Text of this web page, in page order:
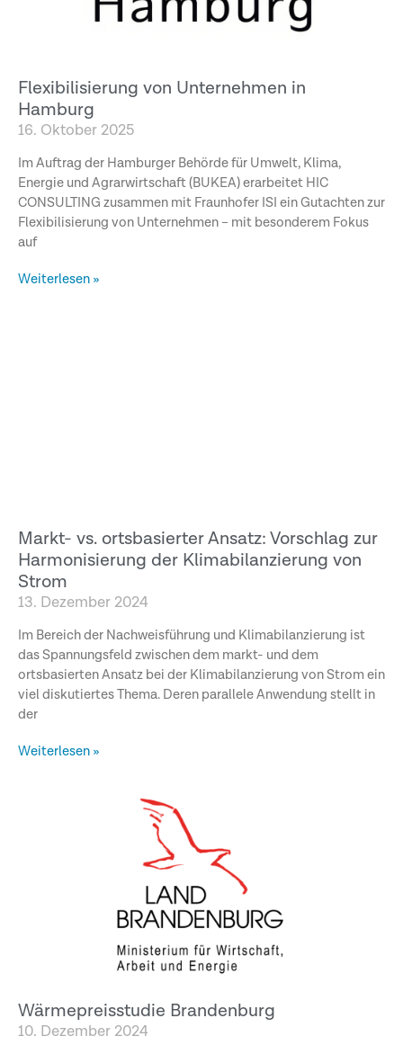
Flexibilisierung von Unternehmen in
Hamburg
16. Oktober 2025
Im Auftrag der Hamburger Behörde für Umwelt, Klima,
Energie und Agrarwirtschaft (BUKEA) erarbeitet HIC
CONSULTING zusammen mit Fraunhofer ISI ein Gutachten zur
Flexibilisierung von Unternehmen – mit besonderem Fokus
auf
Weiterlesen »
Markt- vs. ortsbasierter Ansatz: Vorschlag zur
Harmonisierung der Klimabilanzierung von
Strom
13. Dezember 2024
Im Bereich der Nachweisführung und Klimabilanzierung ist
das Spannungsfeld zwischen dem markt- und dem
ortsbasierten Ansatz bei der Klimabilanzierung von Strom ein
viel diskutiertes Thema. Deren parallele Anwendung stellt in
der
Weiterlesen »
Wärmepreisstudie Brandenburg
10. Dezember 2024